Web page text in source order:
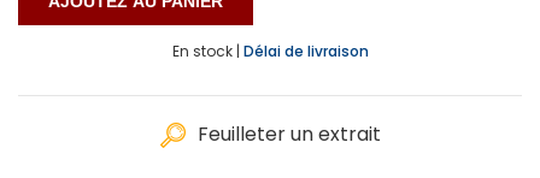
En stock | Délai de livraison
Feuilleter un extrait